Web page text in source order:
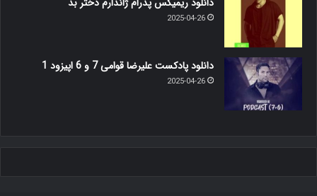
2025-04-26
دانلود پادکست علیرضا قوامی 7 و 6 اپیزود 1
2025-04-26